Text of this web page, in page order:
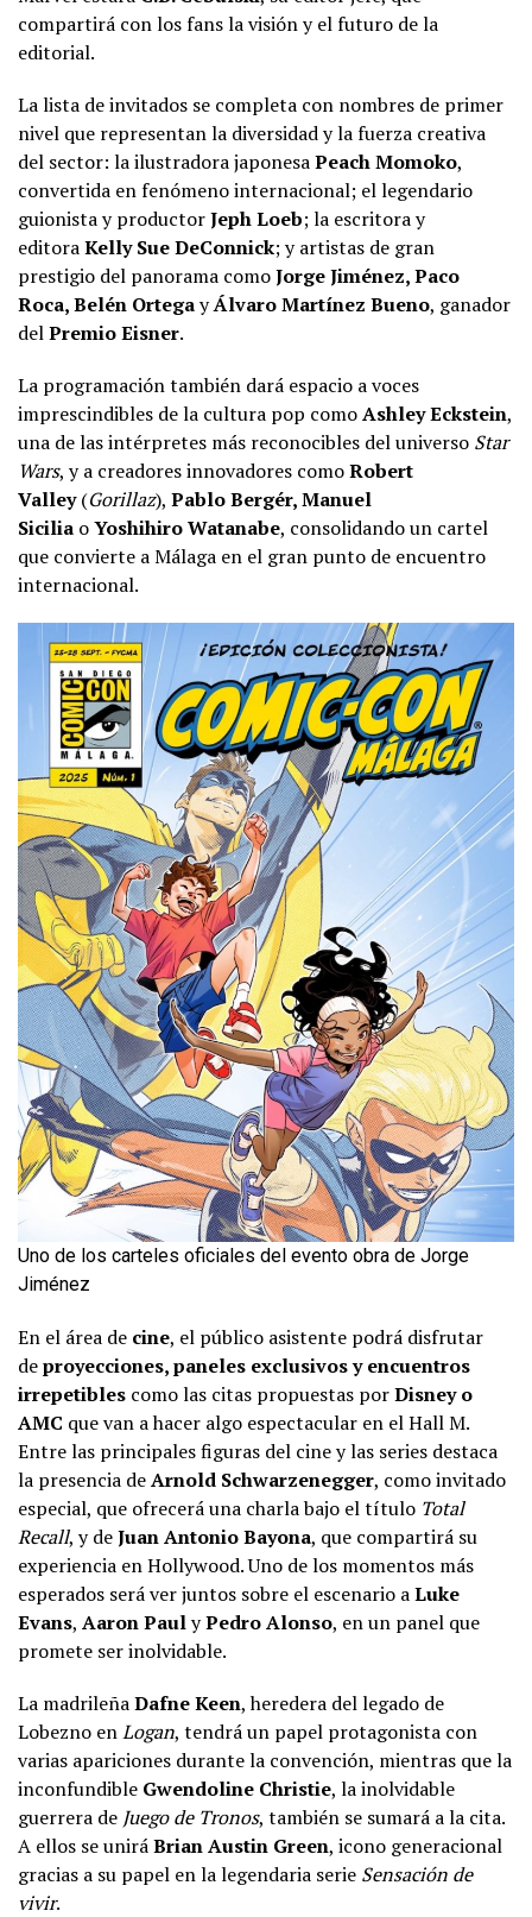
compartirá con los fans la visión y el futuro de la
editorial.
La lista de invitados se completa con nombres de primer
nivel que representan la diversidad y la fuerza creativa
del sector: la ilustradora japonesaPeach Momoko,
convertida en fenómeno internacional; el legendario
guionista y productorJeph Loeb; la escritora y
editoraKelly Sue DeConnick; y artistas de gran
prestigio del panorama comoJorge Jiménez, Paco
Roca, Belén OrtegayÁlvaro Martínez Bueno, ganador
delPremio Eisner.
La programación también dará espacio a voces
imprescindibles de la cultura pop comoAshley Eckstein,
una de las intérpretes más reconocibles del universo Star
Wars, y a creadores innovadores comoRobert
Valley(Gorillaz), Pablo Bergér, Manuel
Sicilia oYoshihiro Watanabe, consolidando un cartel
que convierte a Málaga en el gran punto de encuentro
internacional.
Uno de los carteles oficiales del evento obra de Jorge
Jiménez
En el área de cine, el público asistente podrá disfrutar
deproyecciones, paneles exclusivos y encuentros
irrepetibles como las citas propuestas porDisney o
AMC que van a hacer algo espectacular en el Hall M.
Entre las principales figuras del cine y las series destaca
la presencia deArnold Schwarzenegger, como invitado
especial, que ofrecerá una charla bajo el título Total
Recall, y deJuan Antonio Bayona, que compartirá su
experiencia en Hollywood. Uno de los momentos más
esperados será ver juntos sobre el escenario aLuke
Evans, Aaron PaulyPedro Alonso, en un panel que
promete ser inolvidable.
La madrileñaDafne Keen, heredera del legado de
Lobezno enLogan, tendrá un papel protagonista con
varias apariciones durante la convención, mientras que la
inconfundible Gwendoline Christie, la inolvidable
guerrera de Juego de Tronos, también se sumará a la cita.
A ellos se uniráBrian Austin Green, icono generacional
gracias a su papel en la legendaria serie Sensación de
vivir.